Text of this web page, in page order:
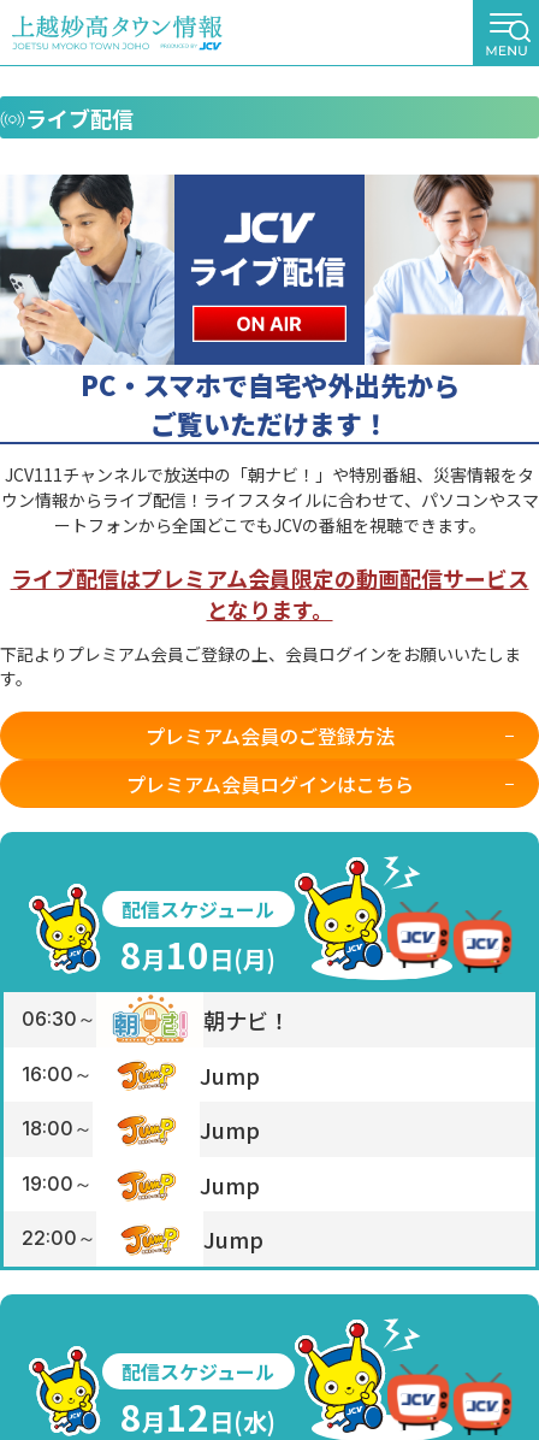
ライブ配信
PC・スマホで自宅や外出先から
ご覧いただけます！
JCV111チャンネルで放送中の「朝ナビ！」や特別番組、災害情報をタ
ウン情報からライブ配信！ライフスタイルに合わせて、パソコンやスマ
ートフォンから全国どこでもJCVの番組を視聴できます。
ライブ配信はプレミアム会員限定の動画配信サービス
となります。
下記よりプレミアム会員ご登録の上、会員ログインをお願いいたしま
す。
プレミアム会員のご登録方法
プレミアム会員ログインはこちら
配信スケジュール
8月10日(月)
06:30～ 朝ナビ！
16:00～ Jump
18:00～ Jump
19:00～ Jump
22:00～ Jump
配信スケジュール
8月12日(水)